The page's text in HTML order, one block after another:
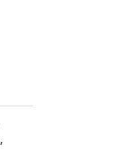
,